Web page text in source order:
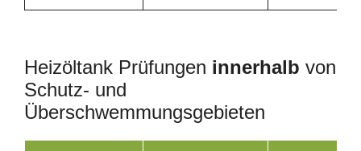
Heizöltank Prüfungen innerhalb von
Schutz- und
Überschwemmungsgebieten